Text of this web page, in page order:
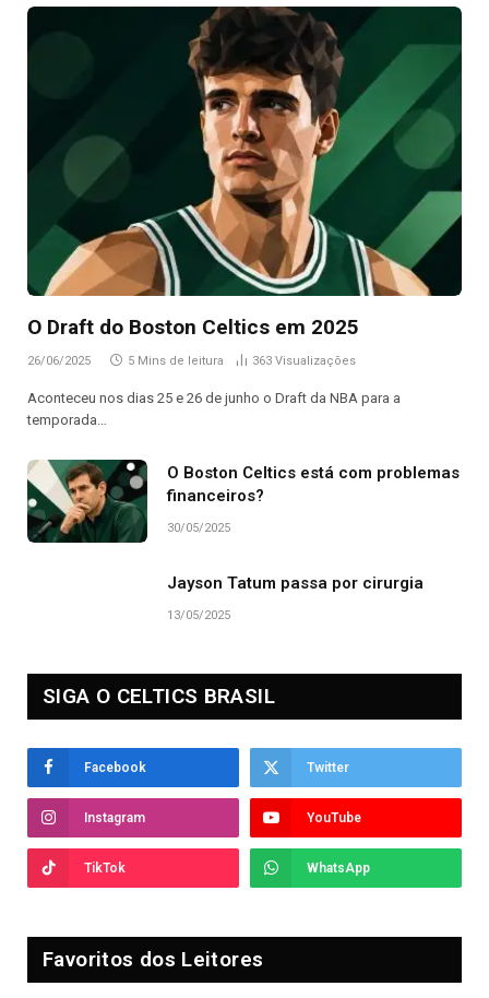
O Draft do Boston Celtics em 2025
26/06/2025 5 Mins de leitura 363 Visualizações
Aconteceu nos dias 25 e 26 de junho o Draft da NBA para a
temporada…
O Boston Celtics está com problemas
financeiros?
30/05/2025
Jayson Tatum passa por cirurgia
13/05/2025
SIGA O CELTICS BRASIL
Facebook Twitter
Instagram YouTube
TikTok WhatsApp
Favoritos dos Leitores